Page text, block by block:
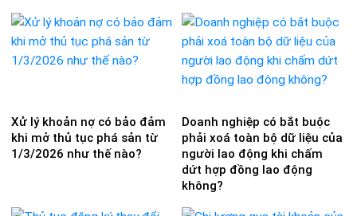
Xử lý khoản nợ có bảo đảm
khi mở thủ tục phá sản từ
1/3/2026 như thế nào?
Doanh nghiệp có bắt buộc
phải xoá toàn bộ dữ liệu của
người lao động khi chấm
dứt hợp đồng lao động
không?